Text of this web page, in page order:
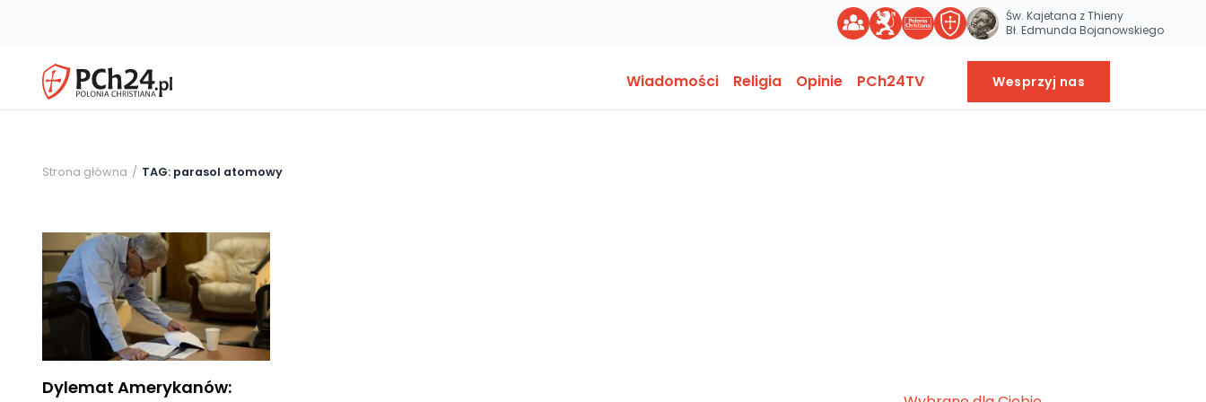
Św. Kajetana z Thieny
Bł. Edmunda Bojanowskiego
Wiadomości Religia Opinie PCh24TV Wesprzyj nas
Strona główna TAG: parasol atomowy
Dylemat Amerykanów: